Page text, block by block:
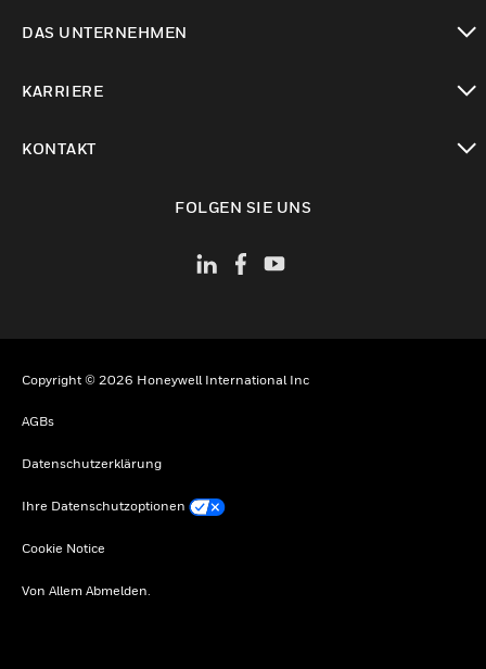
DAS UNTERNEHMEN
KARRIERE
KONTAKT
FOLGEN SIE UNS
Copyright © 2026 Honeywell International Inc
AGBs
Datenschutzerklärung
Ihre Datenschutzoptionen
Cookie Notice
Von Allem Abmelden.